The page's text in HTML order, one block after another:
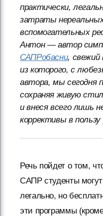
практически,
затраты нереальных
вспомогательных
Антон — автор
САПРобасни, свежий
из которого, с
автора, мы сегодня
сохраняя живую
и внеся всего лишь
коррективы в пользу
Речь пойдет о том,
САПР студенты
легально, но
эти программы